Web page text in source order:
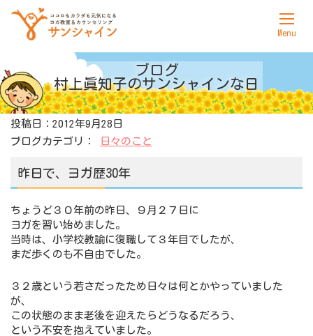
サンシャインについて
ヨガ
料金表
アクセス
お問合せ
ブログ
村上眞知子のサンシャインな日
投稿日：2012年9月28日
ブログカテゴリ：
日々のこと
昨日で、ヨガ歴30年
ちょうど３０年前の昨日、９月２７日に
ヨガを習い始めました。
当時は、小学校教諭に復職して３年目でしたが、
まだ歩くのも不自由でした。
３２歳という若さだったため日々は何とかやっていました
が、
この状態のまま老後を迎えたらどうなるだろう、
という不安を抱えていました。